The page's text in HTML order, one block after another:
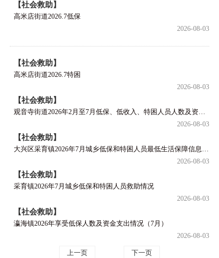
【社会救助】
高米店街道2026.7低保
2026-08-03
【社会救助】
高米店街道2026.7特困
2026-08-03
【社会救助】
观音寺街道2026年2月至7月低保、低收入、特困人员人数及资金支出情况
2026-08-03
【社会救助】
大兴区采育镇2026年7月城乡低保和特困人员最低生活保障信息公开表
2026-08-03
【社会救助】
采育镇2026年7月城乡低保和特困人员救助情况
2026-08-03
【社会救助】
瀛海镇2026年享受低保人数及资金支出情况（7月）
2026-08-03
上一页 下一页